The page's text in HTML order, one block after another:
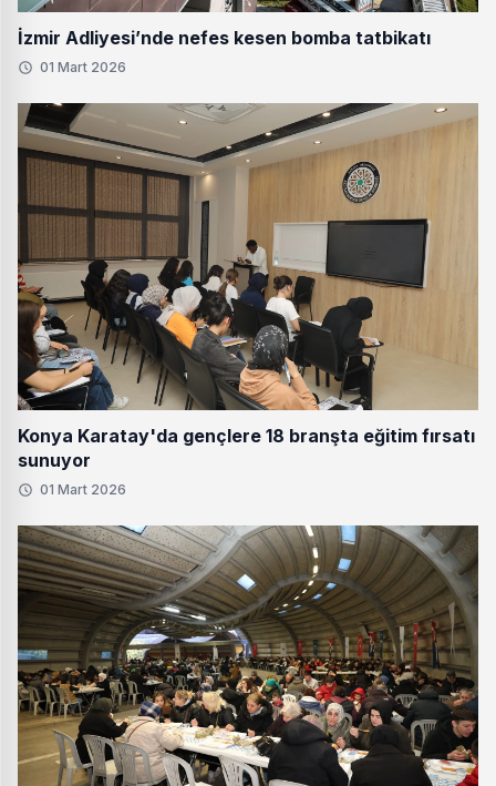
İzmir Adliyesi’nde nefes kesen bomba tatbikatı
01 Mart 2026
Konya Karatay'da gençlere 18 branşta eğitim fırsatı
sunuyor
01 Mart 2026